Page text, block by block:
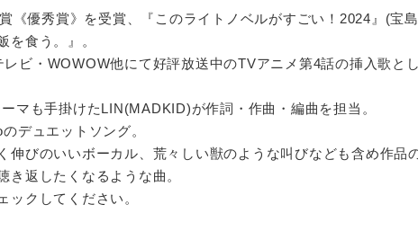
《優秀賞》を受賞、『このライトノベルがすごい！2024』(宝
を食う。』。
ビ・WOWOW他にて好評放送中のTVアニメ第4話の挿入歌と
マも手掛けたLIN(MADKID)が作詞・作曲・編曲を担当。
デュエットソング。
伸びのいいボーカル、荒々しい獣のような叫びなども含め作品
き返したくなるような曲。
ックしてください。